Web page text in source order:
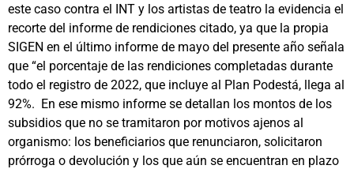
este caso contra el INT y los artistas de teatro la evidencia el
recorte del informe de rendiciones citado, ya que la propia
SIGEN en el último informe de mayo del presente año señala
que “el porcentaje de las rendiciones completadas durante
todo el registro de 2022, que incluye al Plan Podestá, llega al
92%. En ese mismo informe se detallan los montos de los
subsidios que no se tramitaron por motivos ajenos al
organismo: los beneficiarios que renunciaron, solicitaron
prórroga o devolución y los que aún se encuentran en plazo